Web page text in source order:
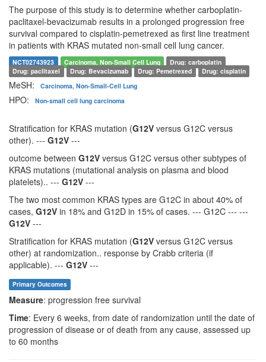
The purpose of this study is to determine whether carboplatin-
paclitaxel-bevacizumab results in a prolonged progression free
survival compared to cisplatin-pemetrexed as first line treatment
in patients with KRAS mutated non-small cell lung cancer.
NCT02743923 Carcinoma, Non-Small Cell Lung
Drug: carboplatin
Drug: paclitaxel
Drug: Bevacizumab Drug: Pemetrexed Drug: cisplatin
MeSH: Carcinoma, Non-Small-Cell Lung
HPO: Non-small cell lung carcinoma
Stratification for KRAS mutation (G12V versus G12C versus
other). --- G12V ---
outcome between G12V versus G12C versus other subtypes of
KRAS mutations (mutational analysis on plasma and blood
platelets).. --- G12V ---
The two most common KRAS types are G12C in about 40% of
cases, G12V in 18% and G12D in 15% of cases. --- G12C --- ---
G12V ---
Stratification for KRAS mutation (G12V versus G12C versus
other) at randomization.. response by Crabb criteria (if
applicable). --- G12V ---
Primary Outcomes
Measure: progression free survival
Time: Every 6 weeks, from date of randomization until the date of
progression of disease or of death from any cause, assessed up
to 60 months